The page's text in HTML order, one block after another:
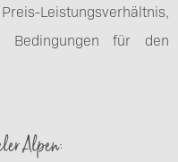
Leistungsverhältnis,
Bedingungen für den
Alpen: